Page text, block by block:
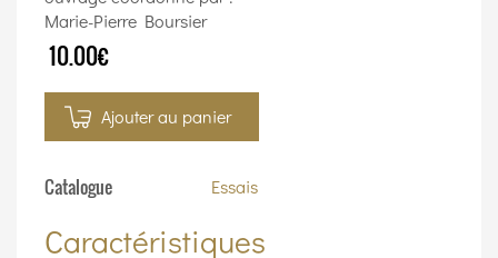
Marie-Pierre Boursier
10.00€
Ajouter au panier
Catalogue Essais
Caractéristiques